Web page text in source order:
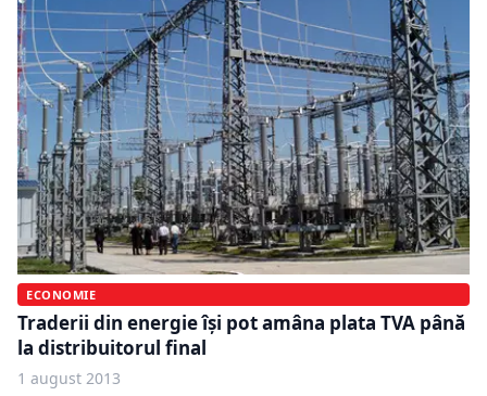
ECONOMIE
Traderii din energie își pot amâna plata TVA până
la distribuitorul final
1 august 2013